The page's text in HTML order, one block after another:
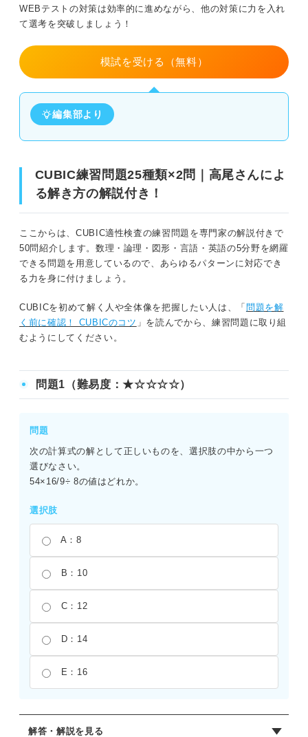
WEBテストの対策は効率的に進めながら、他の対策に力を入れ
て選考を突破しましょう！
模試を受ける（無料）
編集部より
CUBIC練習問題25種類×2問｜高尾さんによ
る解き方の解説付き！
ここからは、CUBIC適性検査の練習問題を専門家の解説付きで
50問紹介します。数理・論理・図形・言語・英語の5分野を網羅
できる問題を用意しているので、あらゆるパターンに対応でき
る力を身に付けましょう。
CUBICを初めて解く人や全体像を把握したい人は、「 問題を解
く前に確認！ CUBICのコツ 」を読んでから、練習問題に取り組
むようにしてください。
問題1（難易度：★☆☆☆☆）
問題
次の計算式の解として正しいものを、選択肢の中から一つ
選びなさい。
54×16/9÷ 8の値はどれか。
選択肢
A：8
B：10
C：12
D：14
E：16
解答・解説を見る
問題28（難易度：★★★☆☆）
問題31（難易度：★★★☆☆）
問題32（難易度：★★★☆☆）
問題33（難易度：★★★☆☆）
問題35（難易度：★★★☆☆）
問題36（難易度：★★★★☆）
問題38（難易度：★★★★☆）
問題40（難易度：★★★★☆）
問題42（難易度：★★★★☆）
問題43（難易度：★★★★☆）
問題44（難易度：★★★★☆）
問題45（難易度：★★★★☆）
問題46（難易度：★★★★☆）
問題49（難易度：★★★★☆）
問題50（難易度：★★★★☆）
CUBICを対策する際のポイント